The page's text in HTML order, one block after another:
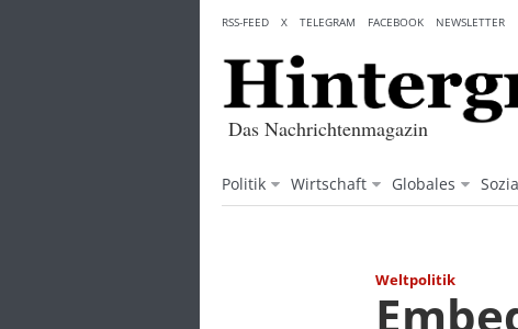
content
Das Nachrichtenmagazin
Politik Wirtschaft Globales
RSS-FEED X TELEGRAM FACEBOOK NEWSLETTER
Weltpolitik